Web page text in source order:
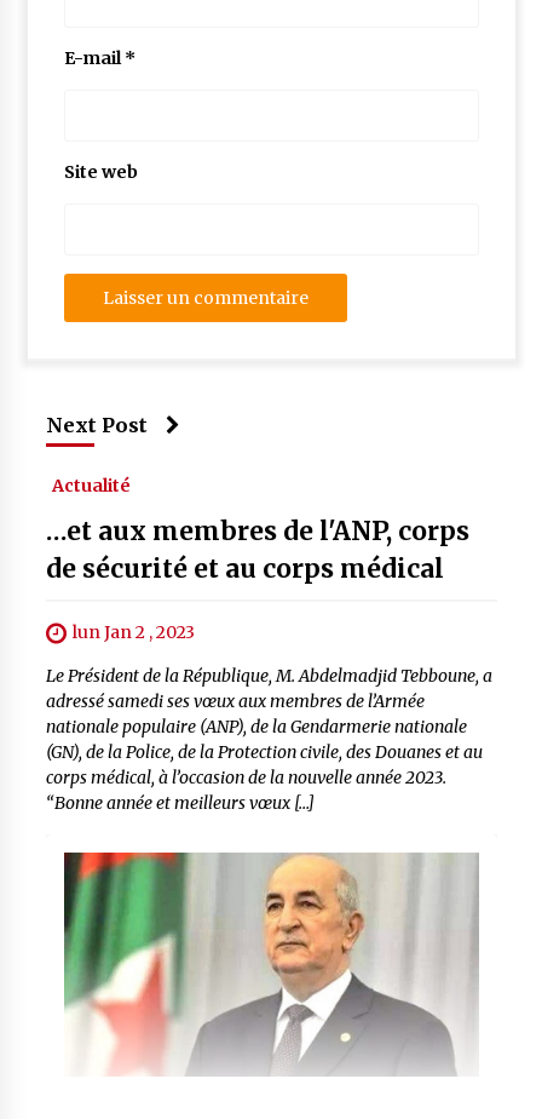
E-mail*
Site web
Next Post
Actualité
…et aux membres de l'ANP, corps
de sécurité et au corps médical
lun Jan 2 , 2023
Le Président de la République, M. Abdelmadjid Tebboune, a
adressé samedi ses vœux aux membres de l’Armée
nationale populaire (ANP), de la Gendarmerie nationale
(GN), de la Police, de la Protection civile, des Douanes et au
corps médical, à l’occasion de la nouvelle année 2023.
“Bonne année et meilleurs vœux […]